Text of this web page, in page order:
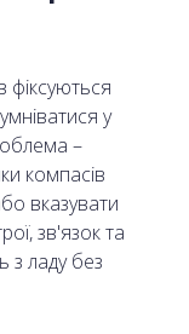
фіксуються
у
–
компасів
вказувати
зв'язок та
з ладу без